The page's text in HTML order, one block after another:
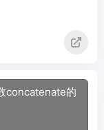
concatenate的